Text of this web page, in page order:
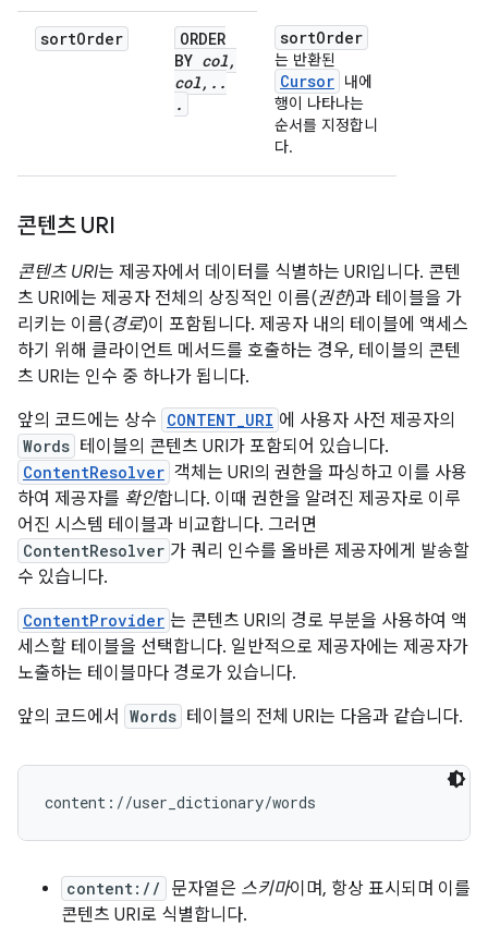
sortOrder
ORDER
BY col,
col, . .
.
sortOrder
는 반환된
Cursor 내에
행이 나타나는
순서를 지정합니
다.
콘텐츠 URI
콘텐츠 URI는 제공자에서 데이터를 식별하는 URI입니다. 콘텐
츠 URI에는 제공자 전체의 상징적인 이름(권한)과 테이블을 가
리키는 이름(경로)이 포함됩니다. 제공자 내의 테이블에 액세스
하기 위해 클라이언트 메서드를 호출하는 경우, 테이블의 콘텐
츠 URI는 인수 중 하나가 됩니다.
앞의 코드에는 상수 CONTENT_URI 에 사용자 사전 제공자의
Words 테이블의 콘텐츠 URI가 포함되어 있습니다.
ContentResolver 객체는 URI의 권한을 파싱하고 이를 사용
하여 제공자를 확인합니다. 이때 권한을 알려진 제공자로 이루
어진 시스템 테이블과 비교합니다. 그러면
ContentResolver 가 쿼리 인수를 올바른 제공자에게 발송할
수 있습니다.
ContentProvider 는 콘텐츠 URI의 경로 부분을 사용하여 액
세스할 테이블을 선택합니다. 일반적으로 제공자에는 제공자가
노출하는 테이블마다 경로가 있습니다.
앞의 코드에서
Words 테이블의 전체 URI는 다음과 같습니다.
content:// 문자열은 스키마이며, 항상 표시되며 이를
콘텐츠 URI로 식별합니다.